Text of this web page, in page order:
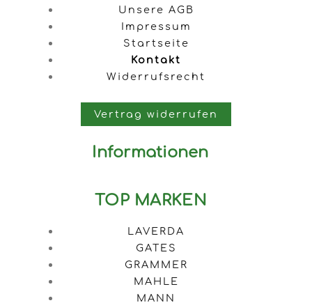
Unsere AGB
Impressum
Startseite
Kontakt
Widerrufsrecht
Vertrag widerrufen
Informationen
TOP MARKEN
LAVERDA
GATES
GRAMMER
MAHLE
MANN